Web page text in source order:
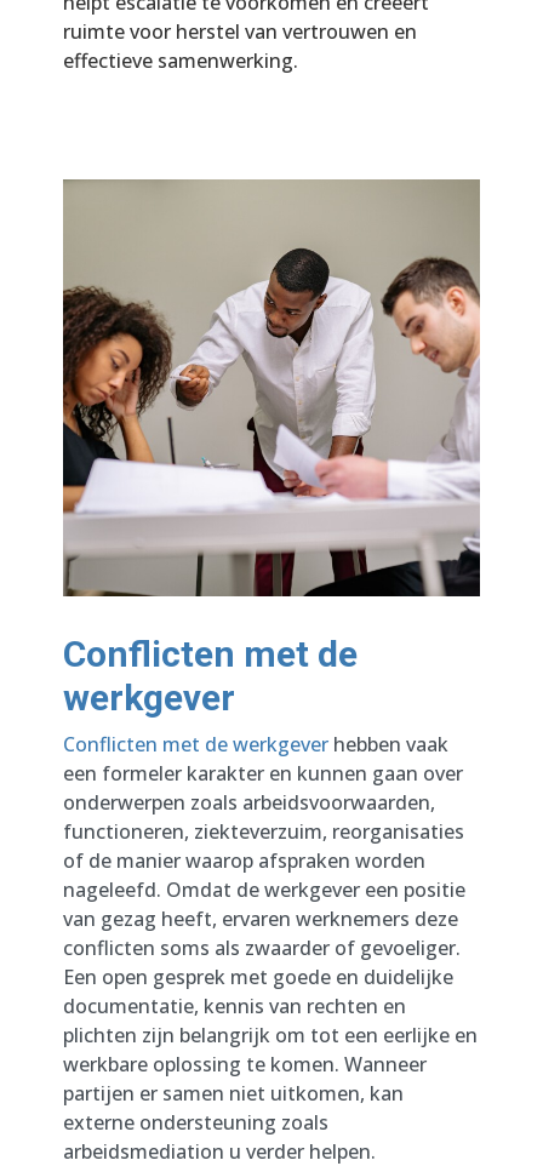
ruimte voor herstel van vertrouwen en
effectieve samenwerking.
Conflicten met de
werkgever
Conflicten met de werkgever hebben vaak
een formeler karakter en kunnen gaan over
onderwerpen zoals arbeidsvoorwaarden,
functioneren, ziekteverzuim, reorganisaties
of de manier waarop afspraken worden
nageleefd. Omdat de werkgever een positie
van gezag heeft, ervaren werknemers deze
conflicten soms als zwaarder of gevoeliger.
Een open gesprek met goede en duidelijke
documentatie, kennis van rechten en
plichten zijn belangrijk om tot een eerlijke en
werkbare oplossing te komen. Wanneer
partijen er samen niet uitkomen, kan
externe ondersteuning zoals
arbeidsmediation u verder helpen.